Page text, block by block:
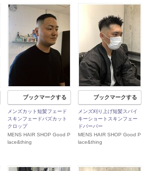
ブックマークする
メンズカット短髪フェード
スキンフェードバズカット
クロップ
MENS HAIR SHOP Good P
lace&thing
ブックマークする
メンズ刈り上げ短髪スパイ
キーショートスキンフェー
ドバーバー
MENS HAIR SHOP Good P
lace&thing